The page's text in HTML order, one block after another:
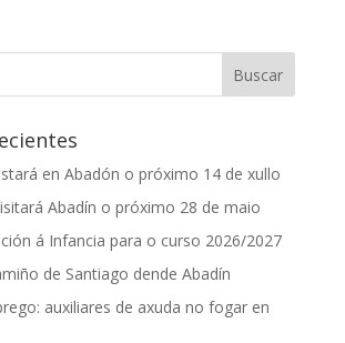
en Abadón o próximo 14 de xullo
Abadín o próximo 28 de maio
á Infancia para o curso 2026/2027
de Santiago dende Abadín
auxiliares de axuda no fogar en